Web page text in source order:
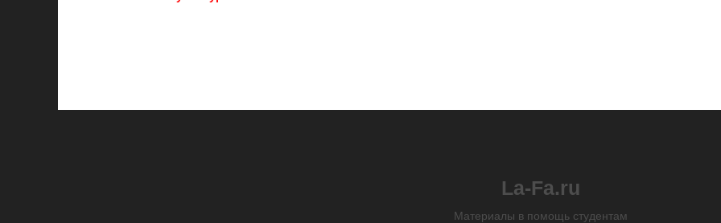
La-Fa.ru
Материалы в помощь студентам